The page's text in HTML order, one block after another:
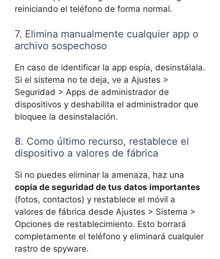
reiniciando el teléfono de forma normal.
7. Elimina manualmente cualquier app o
archivo sospechoso
En caso de identificar la app espía, desinstálala.
Si el sistema no te deja, ve a Ajustes >
Seguridad > Apps de administrador de
dispositivos y deshabilita el administrador que
bloquee la desinstalación.
8. Como último recurso, restablece el
dispositivo a valores de fábrica
Si no puedes eliminar la amenaza, haz una
copia de seguridad de tus datos importantes
(fotos, contactos) y restablece el móvil a
valores de fábrica desde Ajustes > Sistema >
Opciones de restablecimiento. Esto borrará
completamente el teléfono y eliminará cualquier
rastro de spyware.